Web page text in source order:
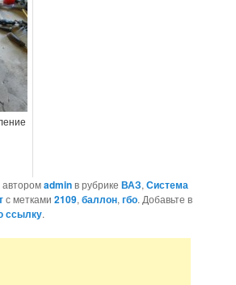
авторомadminв рубрикеВАЗ,Система
с метками2109,баллон,гбо. Добавьте в
ссылку.